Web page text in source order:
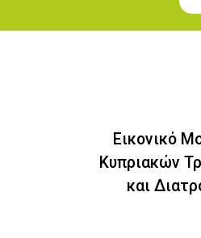
Εικονικό
Κυπριακών
και